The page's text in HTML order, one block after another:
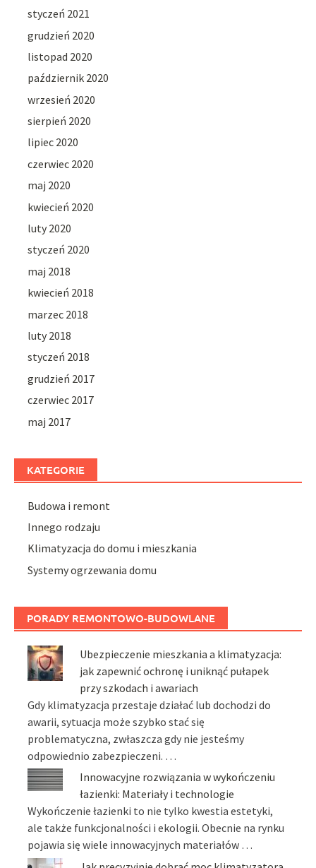
styczeń 2021
grudzień 2020
listopad 2020
październik 2020
wrzesień 2020
sierpień 2020
lipiec 2020
czerwiec 2020
maj 2020
kwiecień 2020
luty 2020
styczeń 2020
maj 2018
kwiecień 2018
marzec 2018
luty 2018
styczeń 2018
grudzień 2017
czerwiec 2017
maj 2017
KATEGORIE
Budowa i remont
Innego rodzaju
Klimatyzacja do domu i mieszkania
Systemy ogrzewania domu
PORADY REMONTOWO-BUDOWLANE
Ubezpieczenie mieszkania a klimatyzacja:
jak zapewnić ochronę i uniknąć pułapek
przy szkodach i awariach
Gdy klimatyzacja przestaje działać lub dochodzi do
awarii, sytuacja może szybko stać się
problematyczna, zwłaszcza gdy nie jesteśmy
odpowiednio zabezpieczeni. …
Innowacyjne rozwiązania w wykończeniu
łazienki: Materiały i technologie
Wykończenie łazienki to nie tylko kwestia estetyki,
ale także funkcjonalności i ekologii. Obecnie na rynku
pojawia się wiele innowacyjnych materiałów …